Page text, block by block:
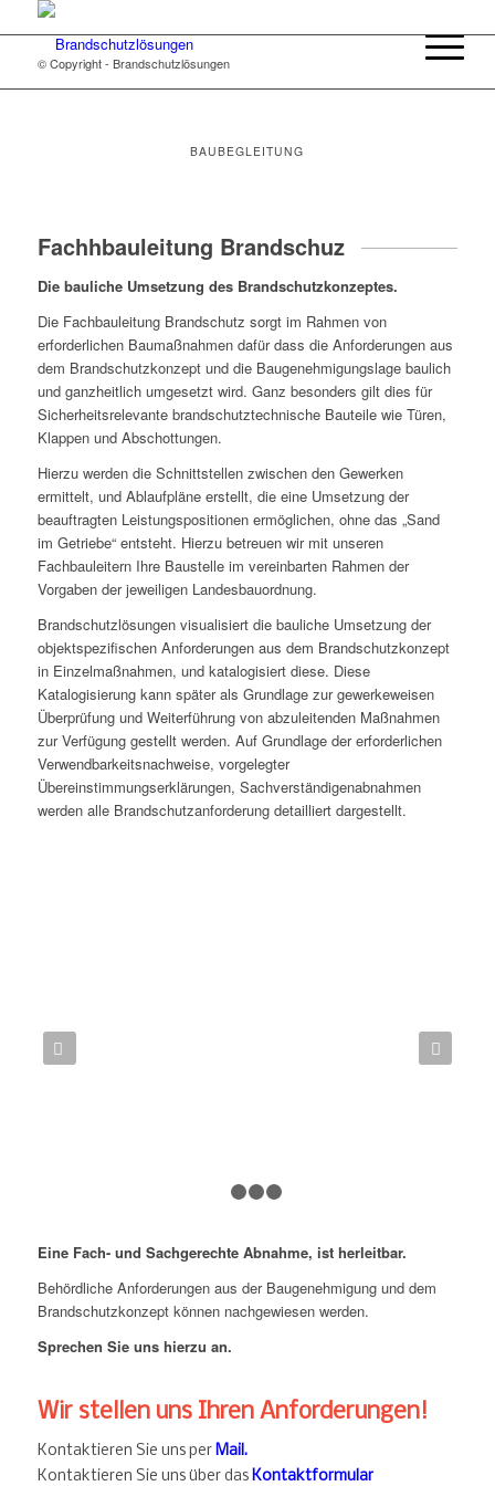
© Copyright - Brandschutzlösungen
BAUBEGLEITUNG
Fachhbauleitung Brandschuz
Die bauliche Umsetzung des Brandschutzkonzeptes.
Die Fachbauleitung Brandschutz sorgt im Rahmen von
erforderlichen Baumaßnahmen dafür dass die Anforderungen aus
dem Brandschutzkonzept und die Baugenehmigungslage baulich
und ganzheitlich umgesetzt wird. Ganz besonders gilt dies für
Sicherheitsrelevante brandschutztechnische Bauteile wie Türen,
Klappen und Abschottungen.
Hierzu werden die Schnittstellen zwischen den Gewerken
ermittelt, und Ablaufpläne erstellt, die eine Umsetzung der
beauftragten Leistungspositionen ermöglichen, ohne das „Sand
im Getriebe“ entsteht. Hierzu betreuen wir mit unseren
Fachbauleitern Ihre Baustelle im vereinbarten Rahmen der
Vorgaben der jeweiligen Landesbauordnung.
Brandschutzlösungen visualisiert die bauliche Umsetzung der
objektspezifischen Anforderungen aus dem Brandschutzkonzept
in Einzelmaßnahmen, und katalogisiert diese. Diese
Katalogisierung kann später als Grundlage zur gewerkeweisen
Überprüfung und Weiterführung von abzuleitenden Maßnahmen
zur Verfügung gestellt werden. Auf Grundlage der erforderlichen
Verwendbarkeitsnachweise, vorgelegter
Übereinstimmungserklärungen, Sachverständigenabnahmen
werden alle Brandschutzanforderung detailliert dargestellt.
Eine Fach- und Sachgerechte Abnahme, ist herleitbar.
Behördliche Anforderungen aus der Baugenehmigung und dem
Brandschutzkonzept können nachgewiesen werden.
Sprechen Sie uns hierzu an.
Wir stellen uns Ihren Anforderungen!
Kontaktieren Sie uns per Mail.
Kontaktieren Sie uns über das Kontaktformular